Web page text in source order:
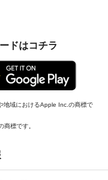
ドはコチラ
地域におけるApple Inc.の商標で
標です。